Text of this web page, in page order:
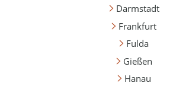
Darmstadt
Frankfurt
Fulda
Gießen
Hanau